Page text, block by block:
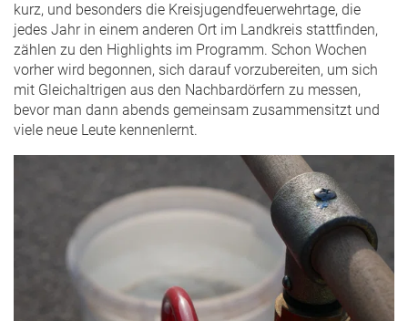
kurz, und besonders die Kreisjugendfeuerwehrtage, die
jedes Jahr in einem anderen Ort im Landkreis stattfinden,
zählen zu den Highlights im Programm. Schon Wochen
vorher wird begonnen, sich darauf vorzubereiten, um sich
mit Gleichaltrigen aus den Nachbardörfern zu messen,
bevor man dann abends gemeinsam zusammensitzt und
viele neue Leute kennenlernt.